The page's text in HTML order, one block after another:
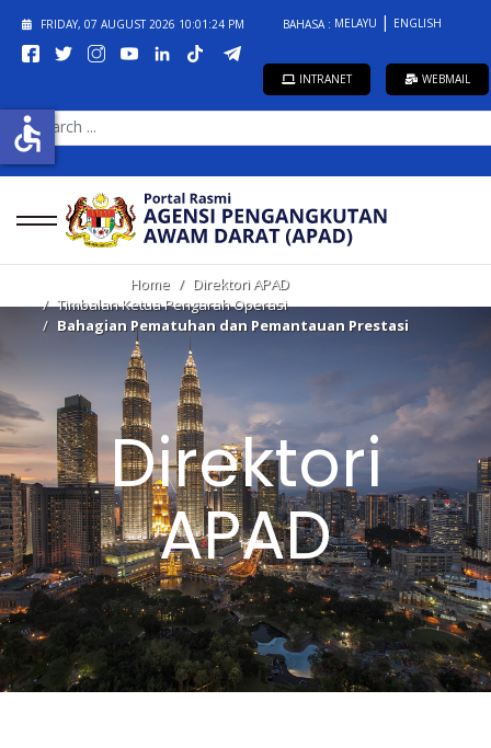
FRIDAY, 07 AUGUST 2026 10:01:25 PM BAHASA : MELAYU ENGLISH
INTRANET WEBMAIL
SEARCH
...
Home
Direktori APAD
Timbalan Ketua Pengarah Operasi
Bahagian Pematuhan dan Pemantauan Prestasi
Direktori
APAD
accessible